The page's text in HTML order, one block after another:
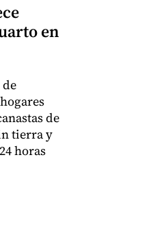
en
de
tierra y
horas